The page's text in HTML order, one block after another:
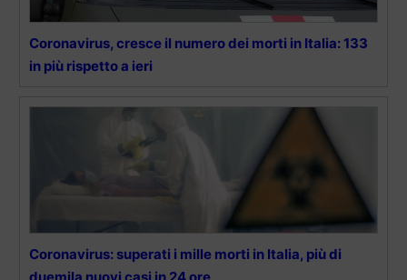
Coronavirus, cresce il numero dei morti in Italia: 133
in più rispetto a ieri
Coronavirus: superati i mille morti in Italia, più di